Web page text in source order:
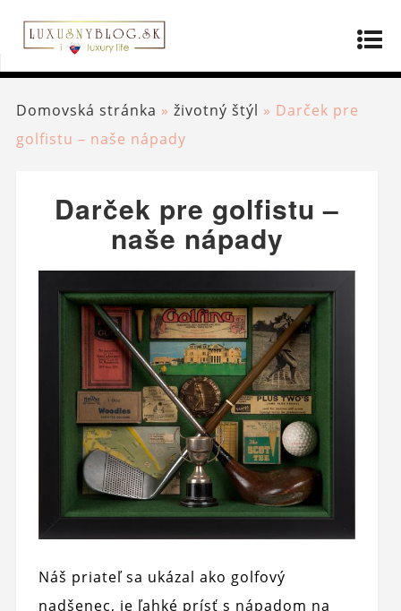
Domovská stránka » životný štýl » Darček pre
golfistu – naše nápady
Darček pre golfistu –
naše nápady
Náš priateľ sa ukázal ako golfový
nadšenec, je ľahké prísť s nápadom na